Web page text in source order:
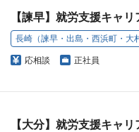
【諫早】就労支援キャ
応相談 正社員
【大分】就労支援キャ